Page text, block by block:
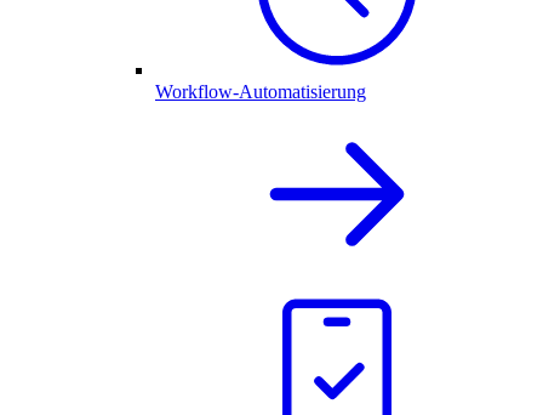
Workflow-Automatisierung